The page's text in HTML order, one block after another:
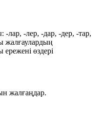
-лар, -лер, -дар, -дер, -тар,
жалғаулардың
өздері
жалғаңдар.